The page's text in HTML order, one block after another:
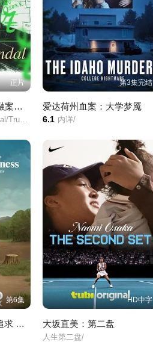
正片
Trustor丑闻：瑞典金融案内幕
Inside the Trustor Scandal/Trustor/
第3集完结
爱达荷州血案：大学梦魇
6.1 内详/
第6集
生活拉里与不快乐的追求 一部美国史
HD中字
大坂直美：第二盘
人生第二盘/